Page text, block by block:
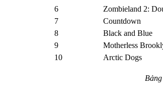
6
Zombieland 2:
7
Countdown
8
Black and Blue
9
Motherless
10
Arctic Dogs